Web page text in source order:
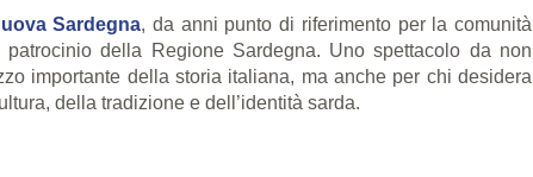
Sardegna, da anni punto di riferimento per la comunità
della Regione Sardegna. Uno spettacolo da non
importante della storia italiana, ma anche per chi desidera
della tradizione e dell’identità sarda.